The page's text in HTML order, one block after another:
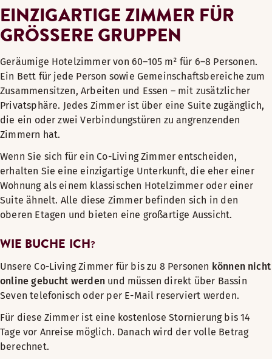
EINZIGARTIGE ZIMMER FÜR
GRÖSSERE GRUPPEN
Geräumige Hotelzimmer von 60–105 m² für 6–8 Personen.
Ein Bett für jede Person sowie Gemeinschaftsbereiche zum
Zusammensitzen, Arbeiten und Essen – mit zusätzlicher
Privatsphäre. Jedes Zimmer ist über eine Suite zugänglich,
die ein oder zwei Verbindungstüren zu angrenzenden
Zimmern hat.
Wenn Sie sich für ein Co-Living Zimmer entscheiden,
erhalten Sie eine einzigartige Unterkunft, die eher einer
Wohnung als einem klassischen Hotelzimmer oder einer
Suite ähnelt. Alle diese Zimmer befinden sich in den
oberen Etagen und bieten eine großartige Aussicht.
WIE BUCHE ICH?
Unsere Co-Living Zimmer für bis zu 8 Personen können nicht
online gebucht werden und müssen direkt über Bassin
Seven telefonisch oder per E-Mail reserviert werden.
Für diese Zimmer ist eine kostenlose Stornierung bis 14
Tage vor Anreise möglich. Danach wird der volle Betrag
berechnet.